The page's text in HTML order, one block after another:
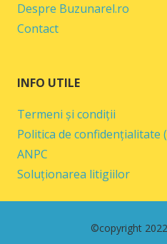
Despre Buzunarel.ro
Contact
INFO UTILE
Termeni și condiții
Politica de confidențialitate
ANPC
Soluționarea litigiilor
©copyright